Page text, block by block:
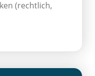
(rechtlich,